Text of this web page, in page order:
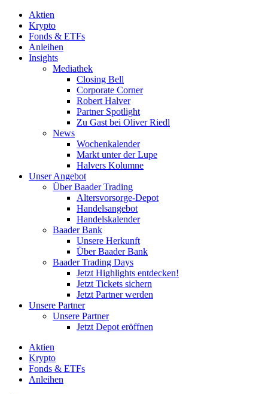
Aktien
Krypto
Fonds & ETFs
Anleihen
Insights
Mediathek
Closing Bell
Corporate Corner
Robert Halver
Partner Spotlight
Zu Gast bei Oliver Riedl
News
Wochenkalender
Markt unter der Lupe
Halvers Kolumne
Unser Angebot
Über Baader Trading
Altersvorsorge-Depot
Handelsangebot
Handelskalender
Baader Bank
Unsere Herkunft
Über Baader Bank
Baader Trading Days
Jetzt Highlights entdecken!
Jetzt Tickets sichern
Jetzt Partner werden
Unsere Partner
Unsere Partner
Jetzt Depot eröffnen
Aktien
Krypto
Fonds & ETFs
Anleihen